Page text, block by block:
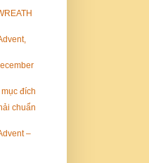
đích
chuẩn
–